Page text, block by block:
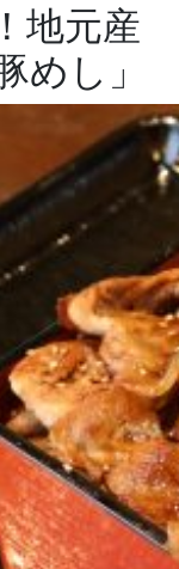
地元産
めし」